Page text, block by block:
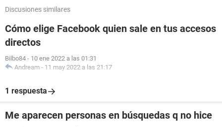
Discusiones similares
Cómo elige Facebook quien sale en tus accesos
directos
Bilbo84 - 10 ene 2022 a las 01:31
Andream - 11 may 2022 a las 21:17
1 respuesta
Me aparecen personas en búsquedas q no hice